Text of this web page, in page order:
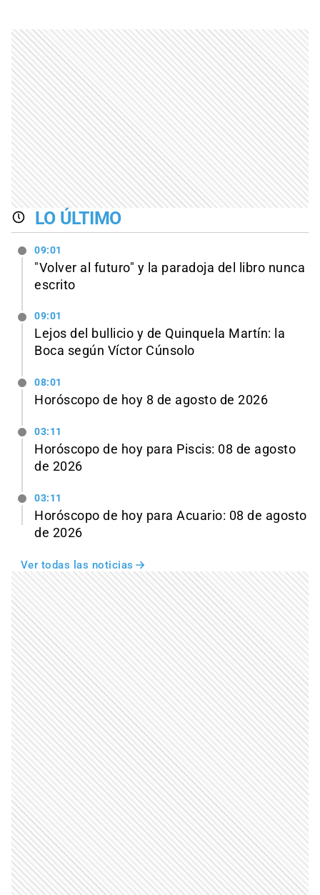
LO ÚLTIMO
09:01
"Volver al futuro" y la paradoja del libro nunca
escrito
09:01
Lejos del bullicio y de Quinquela Martín: la
Boca según Víctor Cúnsolo
08:01
Horóscopo de hoy 8 de agosto de 2026
03:11
Horóscopo de hoy para Piscis: 08 de agosto
de 2026
03:11
Horóscopo de hoy para Acuario: 08 de agosto
de 2026
Ver todas las noticias